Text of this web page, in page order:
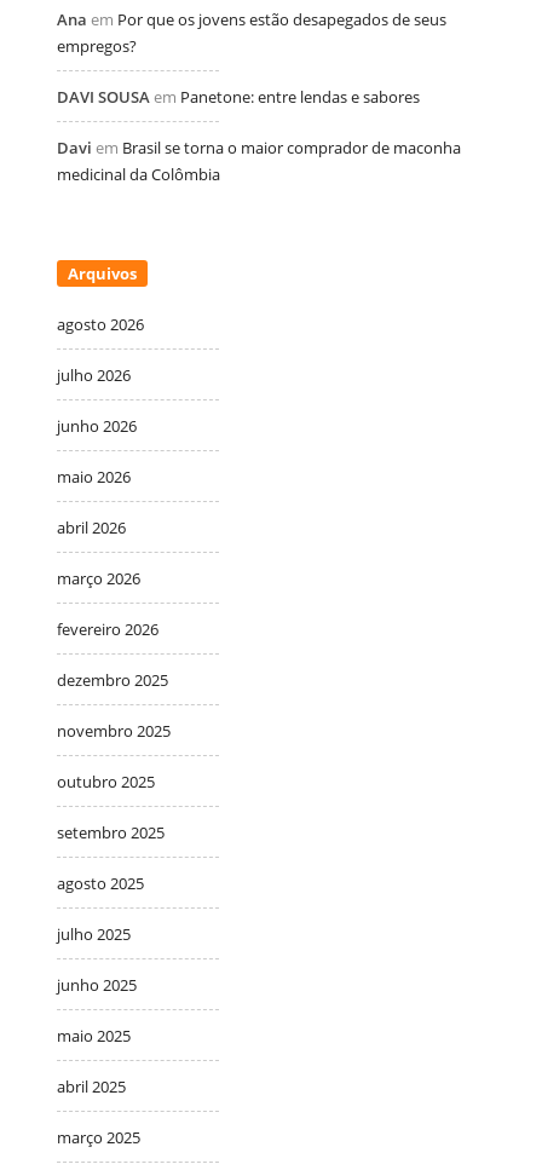
Ana em Por que os jovens estão desapegados de seus
empregos?
DAVI SOUSAem Panetone: entre lendas e sabores
Davi em Brasil se torna o maior comprador de maconha
medicinal da Colômbia
Arquivos
agosto 2026
julho 2026
junho 2026
maio 2026
abril 2026
março 2026
fevereiro 2026
dezembro 2025
novembro 2025
outubro 2025
setembro 2025
agosto 2025
julho 2025
junho 2025
maio 2025
abril 2025
março 2025